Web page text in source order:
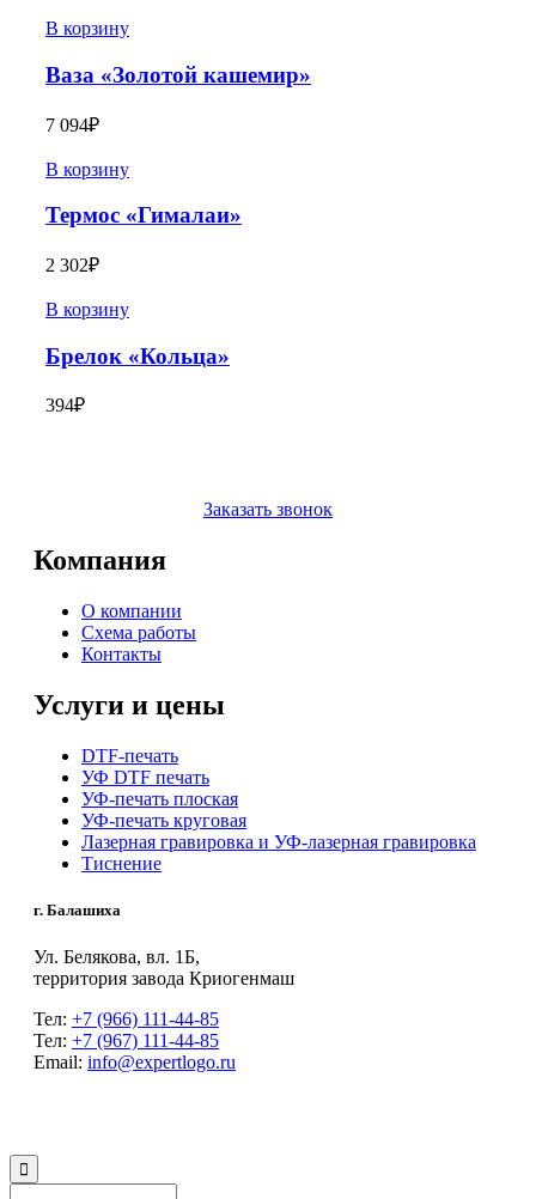
В корзину
Ваза «Золотой кашемир»
7 094₽
В корзину
Термос «Гималаи»
2 302₽
В корзину
Брелок «Кольца»
394₽
Заказать звонок
Компания
О компании
Схема работы
Контакты
Услуги и цены
DTF-печать
УФ DTF печать
УФ-печать плоская
УФ-печать круговая
Лазерная гравировка и УФ-лазерная гравировка
Тиснение
г. Балашиха
Ул. Белякова, вл. 1Б,
территория завода Криогенмаш
Тел: +7 (966) 111-44-85
Тел: +7 (967) 111-44-85
Email: info@expertlogo.ru
